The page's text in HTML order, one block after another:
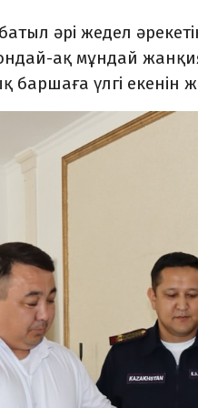
әрі жедел
ақ мұндай
үлгі екенін